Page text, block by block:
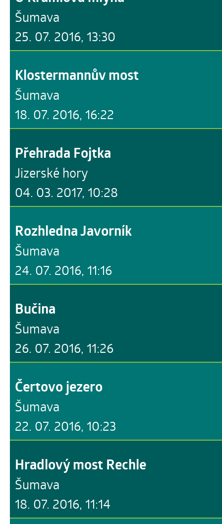
25. 07. 2016, 13:30
Šumava
18. 07. 2016, 16:22
Klostermannův most
Šumava
04. 03. 2017, 10:28
Přehrada Fojtka
Jizerské hory
24. 07. 2016, 11:16
Rozhledna Javorník
Šumava
26. 07. 2016, 11:26
Bučina
Šumava
22. 07. 2016, 10:23
Čertovo jezero
Šumava
18. 07. 2016, 11:14
Hradlový most Rechle
Šumava